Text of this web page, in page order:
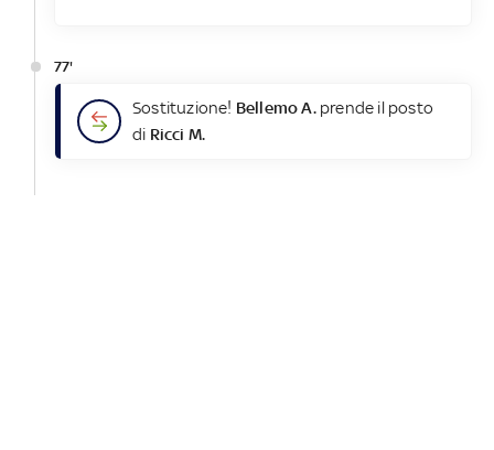
77'
Sostituzione! Bellemo A.prende il posto
di Ricci M.